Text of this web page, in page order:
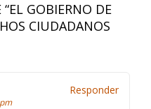
EL GOBIERNO DE
CIUDADANOS
Responder